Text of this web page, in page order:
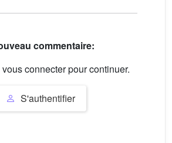
commentaire:
connecter pour continuer.
S'authentifier